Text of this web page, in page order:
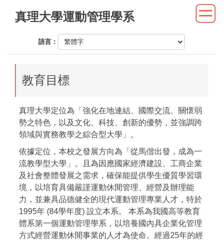
內
真理大學運動管理學系
語言：
教育目標
真理大學定位為「強化在地連結、國際交流、關懷弱
勢之特色，以及文化、科技、創新的優勢，並強調跨
領域與實務教學之綜合型大學」。
依據定位，本校之發展方向為「從馬偕出發，成為一
流教學型大學」。且為因應國家經濟建設、工商企業
及社會整體發展之需求，確保能提供學生優質學習環
境，以培育具備嚴謹運動休閒管理、經營及辦理能
力，並兼具品德健全的現代運動管理專業人才，特於
1995年 (84學年度) 設立本系。 本系為我國高等教育
體系第一個運動管理學系，以培養國內具企業化管理
方式經營運動休閒事業的人才為使命。經過25年的經